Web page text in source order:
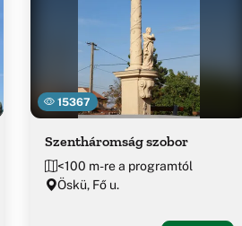
15367
Szentháromság szobor
<100 m-re a programtól
Öskü, Fő u.